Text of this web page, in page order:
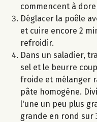
commencent à
Déglacer la poêle
et cuire encore 2
refroidir.
Dans un saladier,
sel et le beurre
froide et mélanger
pâte homogène.
l'une un peu plus
grande en rond sur